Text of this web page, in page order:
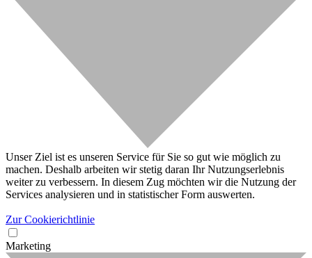
Unser Ziel ist es unseren Service für Sie so gut wie möglich zu
machen. Deshalb arbeiten wir stetig daran Ihr Nutzungserlebnis
weiter zu verbessern. In diesem Zug möchten wir die Nutzung der
Services analysieren und in statistischer Form auswerten.
Zur Cookierichtlinie
Marketing